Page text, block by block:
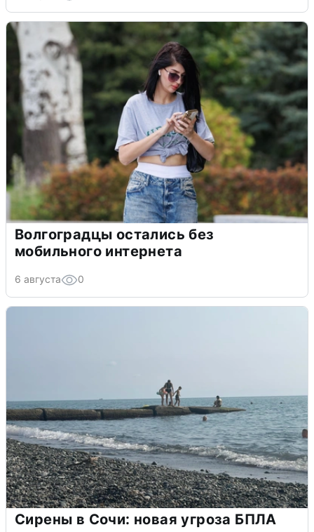
Волгоградцы остались без
мобильного интернета
6 августа 0
Сирены в Сочи: новая угроза БПЛА